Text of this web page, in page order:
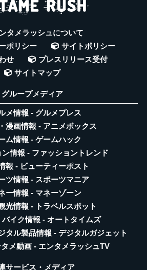
タメラッシュについて
ポリシー
サイトポリシー
せ
プレスリリース受付
サイトマップ
グループメディア
メ情報 - グルメプレス
漫画情報 - アニメボックス
ム情報 - ゲームハック
ン情報 - ファッショントレンド
報 - ビューティーポスト
ツ情報 - スポーツマニア
ー情報 - マネーゾーン
光情報 - トラベルスポット
バイク情報 - オートタイムズ
タル製品情報 - デジタルガジェット
メ動画 - エンタメラッシュTV
サービス・メディア